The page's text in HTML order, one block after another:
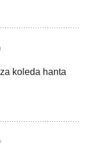
koleda hanta